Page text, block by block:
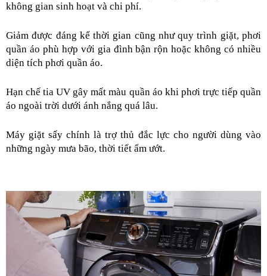
không gian sinh hoạt và chi phí.
Giảm được đáng kể thời gian cũng như quy trình giặt, phơi
quần áo phù hợp với gia đình bận rộn hoặc không có nhiều
diện tích phơi quần áo.
Hạn chế tia UV gây mất màu quần áo khi phơi trực tiếp quần
áo ngoài trời dưới ánh nắng quá lâu.
Máy giặt sấy chính là trợ thủ đắc lực cho người dùng vào
những ngày mưa bão, thời tiết ẩm ướt.